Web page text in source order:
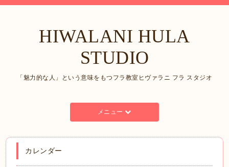
HIWALANI HULA
STUDIO
「魅力的な人」という意味をもつフラ教室ヒヴァラニ フラ スタジオ
メニュー
カレンダー